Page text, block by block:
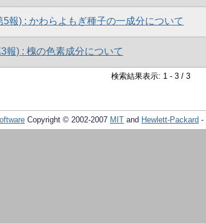
報) : かわらよもぎ種子の一成分について
報) : 槐の色素成分について
検索結果表示: 1 - 3 / 3
Copyright © 2002-2007 MIT and Hewlett-Packard -